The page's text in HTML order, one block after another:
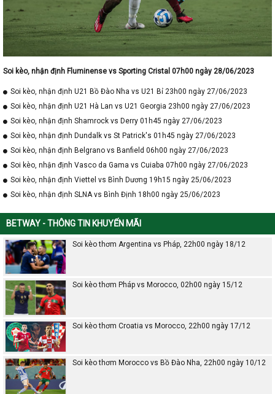
Soi kèo, nhận định Fluminense vs Sporting Cristal 07h00 ngày 28/06/2023
Soi kèo, nhận định U21 Bồ Đào Nha vs U21 Bỉ 23h00 ngày 27/06/2023
Soi kèo, nhận định U21 Hà Lan vs U21 Georgia 23h00 ngày 27/06/2023
Soi kèo, nhận định Shamrock vs Derry 01h45 ngày 27/06/2023
Soi kèo, nhận định Dundalk vs St Patrick's 01h45 ngày 27/06/2023
Soi kèo, nhận định Belgrano vs Banfield 06h00 ngày 27/06/2023
Soi kèo, nhận định Vasco da Gama vs Cuiaba 07h00 ngày 27/06/2023
Soi kèo, nhận định Viettel vs Bình Dương 19h15 ngày 25/06/2023
Soi kèo, nhận định SLNA vs Bình Định 18h00 ngày 25/06/2023
BETWAY - THÔNG TIN KHUYẾN MÃI
Soi kèo thơm Argentina vs Pháp, 22h00 ngày 18/12
Soi kèo thơm Pháp vs Morocco, 02h00 ngày 15/12
Soi kèo thơm Croatia vs Morocco, 22h00 ngày 17/12
Soi kèo thơm Morocco vs Bồ Đào Nha, 22h00 ngày 10/12